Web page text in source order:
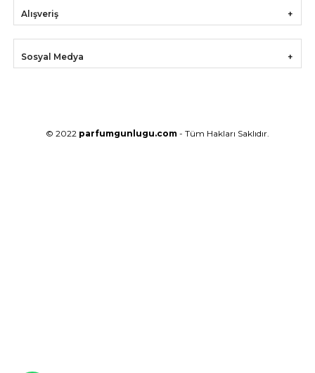
Alışveriş
Sosyal Medya
© 2022 parfumgunlugu.com - Tüm Hakları Saklıdır.